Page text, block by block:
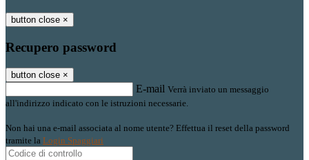
button close ×
Recupero password
button close ×
E-mail Verrà inviato un messaggio
all'indirizzo indicato con le istruzioni necessarie.
Non hai una e-mail associata al nome utente? Effettua il reset della password
tramite la Login Spaggiari